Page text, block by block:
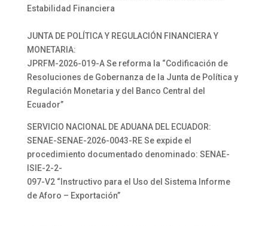
Estabilidad Financiera
JUNTA DE POLÍTICA Y REGULACIÓN FINANCIERA Y
MONETARIA:
JPRFM-2026-019-A Se reforma la “Codificación de
Resoluciones de Gobernanza de la Junta de Política y
Regulación Monetaria y del Banco Central del
Ecuador”
SERVICIO NACIONAL DE ADUANA DEL ECUADOR:
SENAE-SENAE-2026-0043-RE Se expide el
procedimiento documentado denominado: SENAE-
ISIE-2-2-
097-V2 “Instructivo para el Uso del Sistema Informe
de Aforo – Exportación”